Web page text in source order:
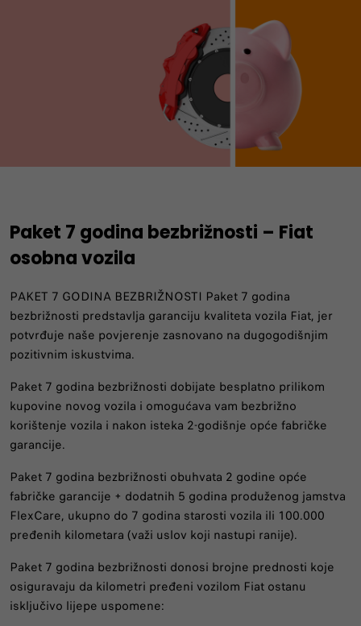
Paket 7 godina bezbrižnosti – Fiat
osobna vozila
PAKET 7 GODINA BEZBRIŽNOSTI Paket 7 godina
bezbrižnosti predstavlja garanciju kvaliteta vozila Fiat, jer
potvrđuje naše povjerenje zasnovano na dugogodišnjim
pozitivnim iskustvima.
Paket 7 godina bezbrižnosti dobijate besplatno prilikom
kupovine novog vozila i omogućava vam bezbrižno
korištenje vozila i nakon isteka 2-godišnje opće fabričke
garancije.
Paket 7 godina bezbrižnosti obuhvata 2 godine opće
fabričke garancije + dodatnih 5 godina produženog jamstva
FlexCare, ukupno do 7 godina starosti vozila ili 100.000
pređenih kilometara (važi uslov koji nastupi ranije).
Paket 7 godina bezbrižnosti donosi brojne prednosti koje
osiguravaju da kilometri pređeni vozilom Fiat ostanu
isključivo lijepe uspomene: